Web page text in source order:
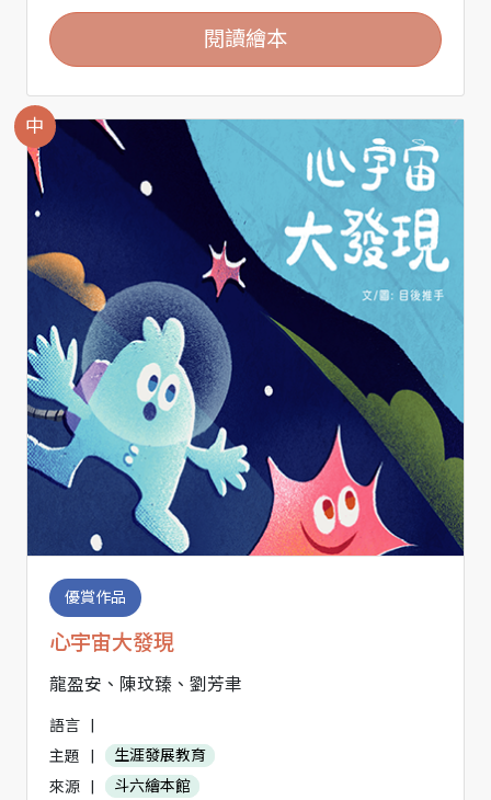
閱讀繪本
中
優賞作品
心宇宙大發現
龍盈安、陳玟臻、劉芳聿
語言
|
主題
|
生涯發展教育
來源
| 斗六繪本館